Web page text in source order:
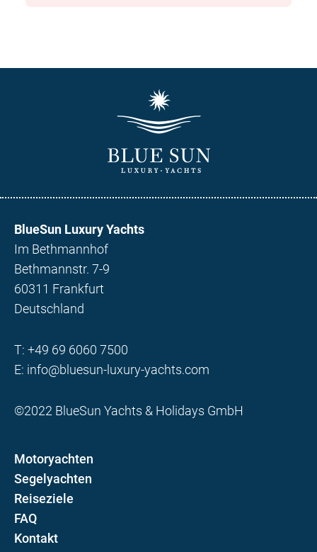
BlueSun Luxury Yachts
Im Bethmannhof
Bethmannstr. 7-9
60311 Frankfurt
Deutschland
T: +49 69 6060 7500
E: info@bluesun-luxury-yachts.com
©2022 BlueSun Yachts & Holidays GmbH
Motoryachten
Segelyachten
Reiseziele
FAQ
Kontakt